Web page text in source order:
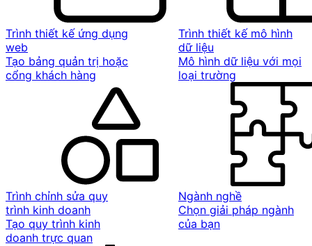
Trình thiết kế ứng dụng
web
Tạo bảng quản trị hoặc
cổng khách hàng
Trình thiết kế mô hình
dữ liệu
Mô hình dữ liệu với mọi
loại trường
Trình chỉnh sửa quy
trình kinh doanh
Tạo quy trình kinh
doanh trực quan
Ngành nghề
Chọn giải pháp ngành
của bạn